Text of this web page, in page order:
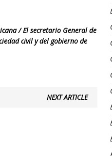
/ El secretario General de
civil y del gobierno de
NEXT ARTICLE